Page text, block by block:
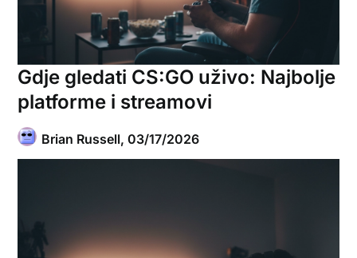
Gdje gledati CS:GO uživo: Najbolje
platforme i streamovi
Brian Russell,03/17/2026